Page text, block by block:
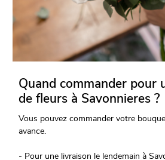
Quand commander pour
de fleurs à Savonnieres ?
Vous pouvez commander votre
avance.
- Pour une livraison le lendemain à